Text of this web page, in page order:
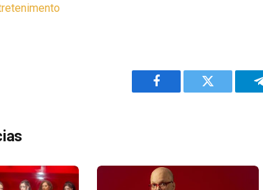
Facebook Twitter